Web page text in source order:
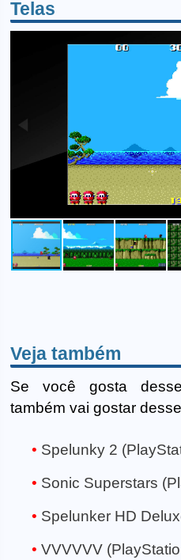
Telas
Veja também
Se você gosta
também vai gostar
Spelunky 2
Sonic Superstars
Spelunker HD
VVVVVV